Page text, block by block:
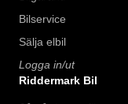
Bilservice
Sälja elbil
Logga in/ut
Riddermark Bil